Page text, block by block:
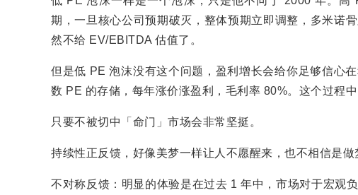
期，一旦核心公司预期破灭，整体预期立即调整，多米诺
然不给 EV/EBITDA 估值了。
但是低 PE 泡沫没有这个问题，盈利增长会给你足够信心
数 PE 的存储，每年涨价涨盈利，毛利率 80%。这个过程中
只要不被切中「命门」市场会非常坚挺。
持续性正反馈，好像美梦一样让人不愿醒来，也不相信是
不对称反馈：明显的体验是在过去 1 年中，市场对于宏观